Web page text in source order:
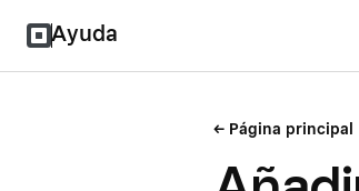
Ayuda
Página principal